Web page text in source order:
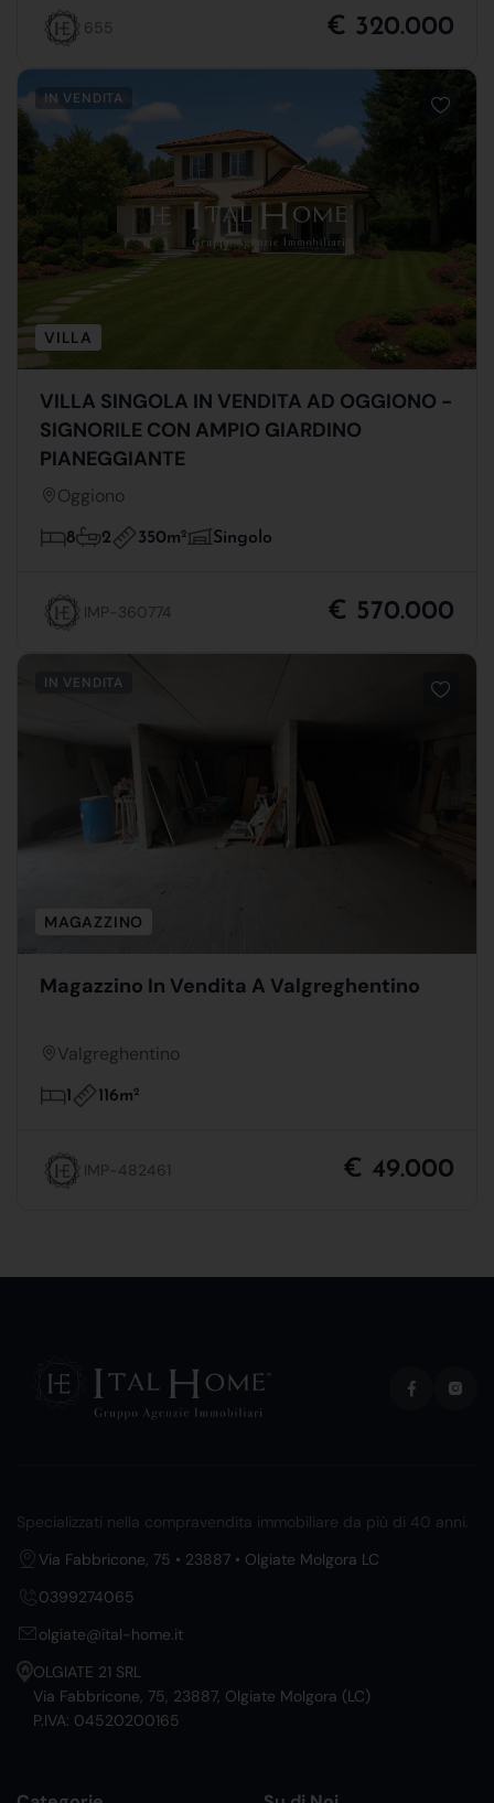
655 € 320.000
IN VENDITA
VILLA
VILLA SINGOLA IN VENDITA AD OGGIONO -
SIGNORILE CON AMPIO GIARDINO
PIANEGGIANTE
Oggiono
8 2 350m2 Singolo
IMP-360774 € 570.000
IN VENDITA
MAGAZZINO
Magazzino In Vendita A Valgreghentino
Valgreghentino
1 116m2
IMP-482461 € 49.000
Specializzati nella compravendita immobiliare da più di 40 anni.
Via Fabbricone, 75 • 23887 • Olgiate Molgora LC
0399274065
olgiate@ital-home.it
OLGIATE 21 SRL
Via Fabbricone, 75, 23887, Olgiate Molgora (LC)
P.IVA: 04520200165